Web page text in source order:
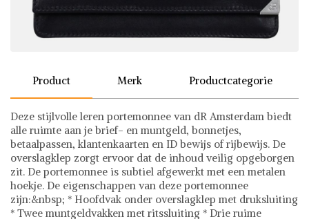
Product Merk Productcategorie
Deze stijlvolle leren portemonnee van dR Amsterdam biedt
alle ruimte aan je brief- en muntgeld, bonnetjes,
betaalpassen, klantenkaarten en ID bewijs of rijbewijs. De
overslagklep zorgt ervoor dat de inhoud veilig opgeborgen
zit. De portemonnee is subtiel afgewerkt met een metalen
hoekje. De eigenschappen van deze portemonnee
zijn:&nbsp; * Hoofdvak onder overslagklep met druksluiting
* Twee muntgeldvakken met ritssluiting * Drie ruime